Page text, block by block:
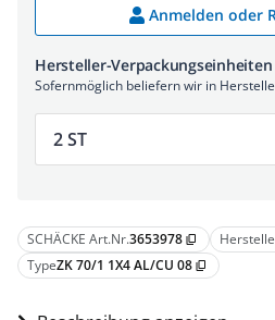
SCHÄCKE Art.Nr.3653978 content_copy
TypeZK 70/1 1X4 AL/CU 08 content_copy
Anmelden oder
Hersteller-Verpackungseinheiten
Sofernmöglich beliefern wir in
2 ST